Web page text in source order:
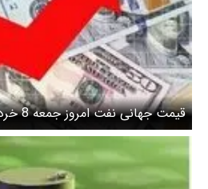
و 63 سنت شد